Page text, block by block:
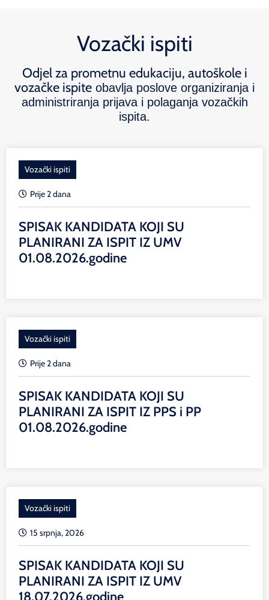
Vozački ispiti
Odjel za prometnu edukaciju, autoškole i
vozačke ispite obavlja poslove organiziranja i
administriranja prijava i polaganja vozačkih
ispita.
Vozački ispiti
Prije 2 dana
SPISAK KANDIDATA KOJI SU
PLANIRANI ZA ISPIT IZ UMV
01.08.2026.godine
Vozački ispiti
Prije 2 dana
SPISAK KANDIDATA KOJI SU
PLANIRANI ZA ISPIT IZ PPS i PP
01.08.2026.godine
Vozački ispiti
15 srpnja, 2026
SPISAK KANDIDATA KOJI SU
PLANIRANI ZA ISPIT IZ UMV
18.07.2026.godine